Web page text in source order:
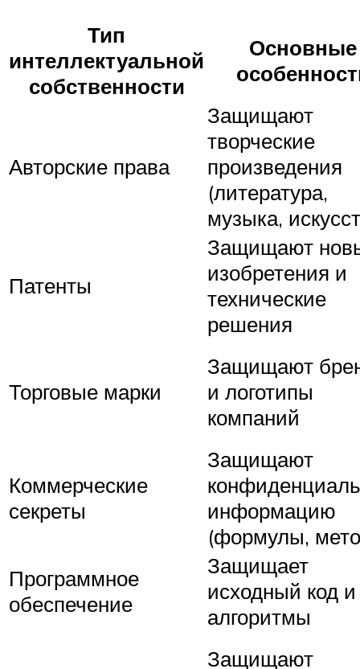
Тип
интеллектуальной
собственности
Основные
Авторские права
Защищают
творческие
произведения
(литература,
музыка,
Патенты
Защищают
изобретения и
технические
решения
Торговые марки
Защищают
и логотипы
компаний
Коммерческие
секреты
Защищают
информацию
(формулы,
Программное
обеспечение
Защищает
исходный код и
алгоритмы
Защищают